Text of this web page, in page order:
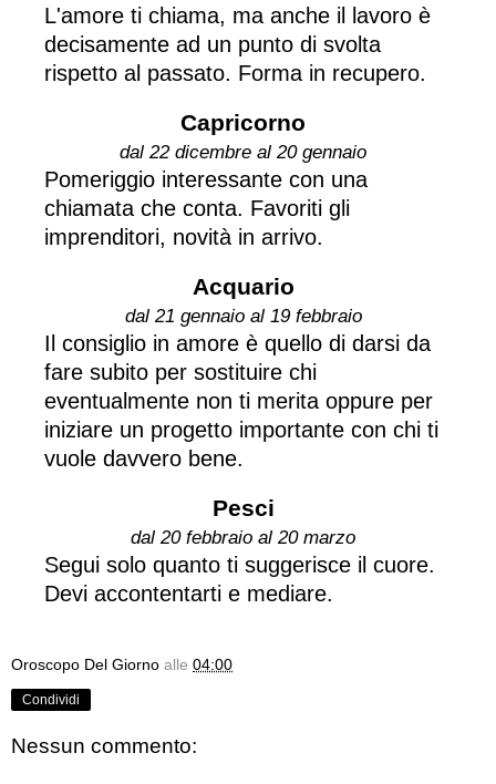
L'amore ti chiama, ma anche il lavoro è
decisamente ad un punto di svolta
rispetto al passato. Forma in recupero.
Capricorno
dal 22 dicembre al 20 gennaio
Pomeriggio interessante con una
chiamata che conta. Favoriti gli
imprenditori, novità in arrivo.
Acquario
dal 21 gennaio al 19 febbraio
Il consiglio in amore è quello di darsi da
fare subito per sostituire chi
eventualmente non ti merita oppure per
iniziare un progetto importante con chi ti
vuole davvero bene.
Pesci
dal 20 febbraio al 20 marzo
Segui solo quanto ti suggerisce il cuore.
Devi accontentarti e mediare.
Oroscopo Del Giorno alle 04:00
Condividi
Nessun commento: